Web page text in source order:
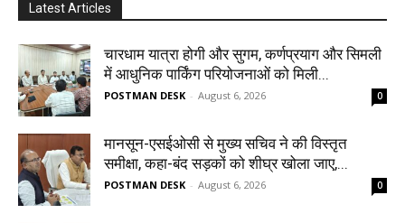
Latest Articles
चारधाम यात्रा होगी और सुगम, कर्णप्रयाग और सिमली
में आधुनिक पार्किंग परियोजनाओं को मिली...
POSTMAN DESK - August 6, 2026 0
मानसून-एसईओसी से मुख्य सचिव ने की विस्तृत
समीक्षा, कहा-बंद सड़कों को शीघ्र खोला जाए,...
POSTMAN DESK - August 6, 2026 0